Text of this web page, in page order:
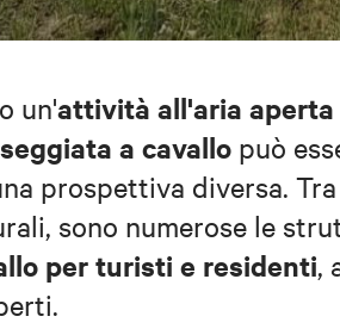
un'attività all'aria aperta
a cavallo può
prospettiva diversa.
sono numerose le
per turisti e residenti,